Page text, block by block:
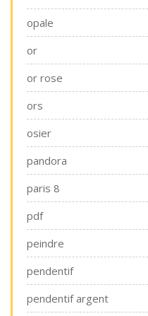
opale
or
or rose
ors
osier
pandora
paris 8
pdf
peindre
pendentif
pendentif argent